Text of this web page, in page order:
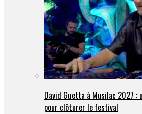
David Guetta à Musilac 2027 :
pour clôturer le festival